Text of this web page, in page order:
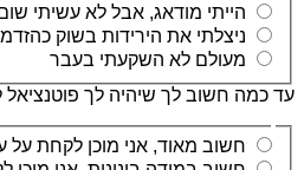
הייתי מודאג, אבל לא עשיתי
ניצלתי את הירידות בשוק
מעולם לא השקעתי בעבר
עד כמה חשוב לך שיהיה לך פוטנציאל
חשוב מאוד, אני מוכן לקחת על